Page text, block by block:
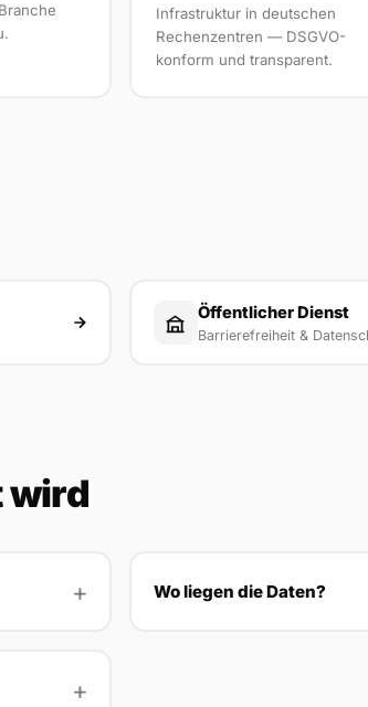
Infrastruktur in deutschen
Rechenzentren — DSGVO-
konform und transparent.
Öffentlicher Dienst
Barrierefreiheit &
wird
Wo liegen die Daten?